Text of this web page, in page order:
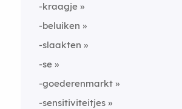
-kraagje
-beluiken
-slaakten
-se
-goederenmarkt
-sensitiviteitjes